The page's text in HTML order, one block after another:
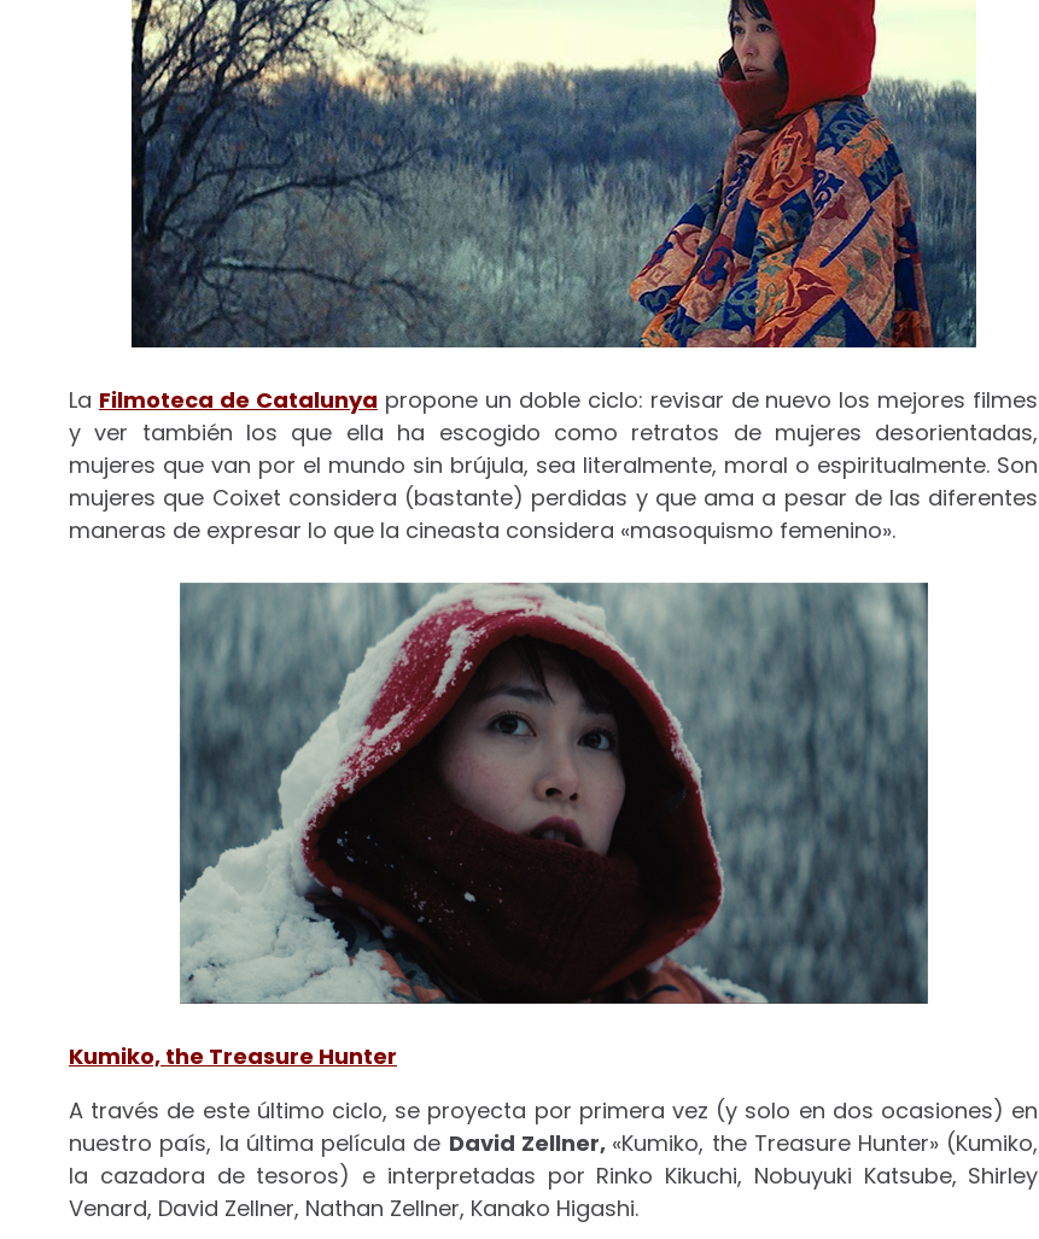
La Filmoteca de Catalunya propone un doble ciclo: revisar de nuevo los mejores filmes
y ver también los que ella ha escogido como retratos de mujeres desorientadas,
mujeres que van por el mundo sin brújula, sea literalmente, moral o espiritualmente. Son
mujeres que Coixet considera (bastante) perdidas y que ama a pesar de las diferentes
maneras de expresar lo que la cineasta considera «masoquismo femenino».
Kumiko, the Treasure Hunter
A través de este último ciclo, se proyecta por primera vez (y solo en dos ocasiones) en
nuestro país, la última película de David Zellner, «Kumiko, the Treasure Hunter» (Kumiko,
la cazadora de tesoros) e interpretadas por Rinko Kikuchi, Nobuyuki Katsube, Shirley
Venard, David Zellner, Nathan Zellner, Kanako Higashi.